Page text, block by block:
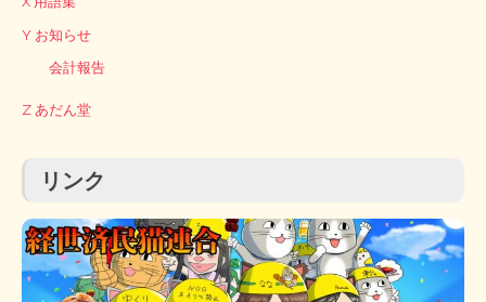
Y お知らせ
会計報告
Z あだん堂
リンク